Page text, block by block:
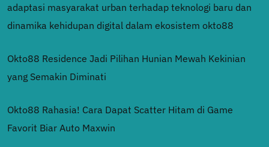
adaptasi masyarakat urban terhadap teknologi baru dan
dinamika kehidupan digital dalam ekosistem okto88
Okto88 Residence Jadi Pilihan Hunian Mewah Kekinian
yang Semakin Diminati
Okto88 Rahasia! Cara Dapat Scatter Hitam di Game
Favorit Biar Auto Maxwin